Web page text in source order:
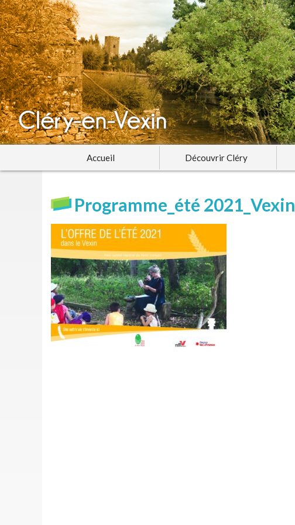
Accueil Découvrir Cléry
Programme_été 2021_Vexin